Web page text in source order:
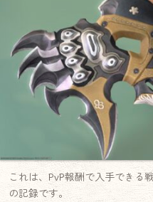
これは、PvP報酬で入手できる
の記録です。